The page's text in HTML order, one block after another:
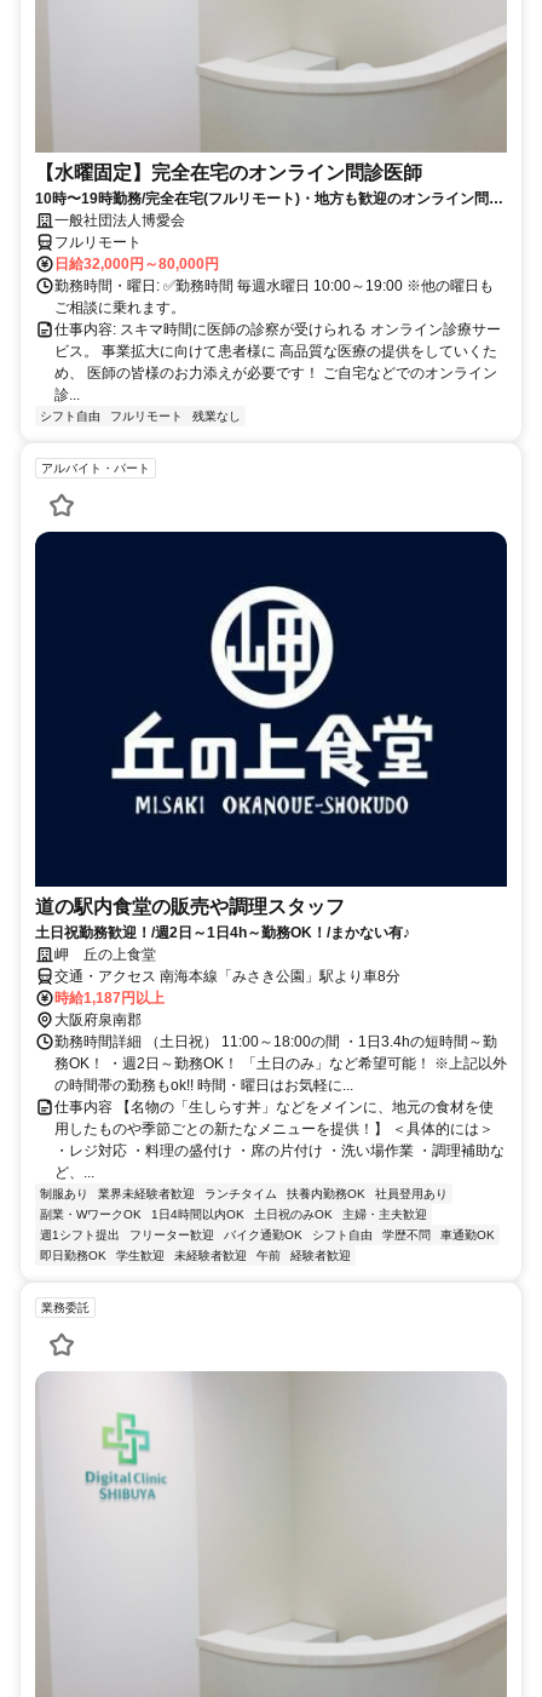
【水曜固定】完全在宅のオンライン問診医師
10時〜19時勤務/完全在宅(フルリモート)・地方も歓迎のオンライン問診
業務一般社団法人博愛会
フルリモート
日給32,000円～80,000円
勤務時間・曜日: ✅勤務時間 毎週水曜日 10:00～19:00 ※他の曜日も
ご相談に乗れます。
仕事内容: スキマ時間に医師の診察が受けられる オンライン診療サー
ビス。 事業拡大に向けて患者様に 高品質な医療の提供をしていくた
め、 医師の皆様のお力添えが必要です！ ご自宅などでのオンライン
診...
シフト自由 フルリモート 残業なし
アルバイト・パート
道の駅内食堂の販売や調理スタッフ
土日祝勤務歓迎！/週2日～1日4h～勤務OK！/まかない有♪
岬 丘の上食堂
交通・アクセス 南海本線「みさき公園」駅より車8分
時給1,187円以上
大阪府泉南郡
勤務時間詳細 （土日祝） 11:00～18:00の間 ・1日3.4hの短時間～勤
務OK！ ・週2日～勤務OK！ 「土日のみ」など希望可能！ ※上記以外
の時間帯の勤務もok!! 時間・曜日はお気軽に...
仕事内容 【名物の「生しらす丼」などをメインに、地元の食材を使
用したものや季節ごとの新たなメニューを提供！】 ＜具体的には＞
・レジ対応 ・料理の盛付け ・席の片付け ・洗い場作業 ・調理補助な
ど、...
制服あり 業界未経験者歓迎 ランチタイム 扶養内勤務OK
社員登用あり
副業・WワークOK
1日4時間以内OK 土日祝のみOK
主婦・主夫歓迎
週1シフト提出
フリーター歓迎 バイク通勤OK シフト自由 学歴不問
車通勤OK
即日勤務OK
学生歓迎 未経験者歓迎 午前 経験者歓迎
業務委託